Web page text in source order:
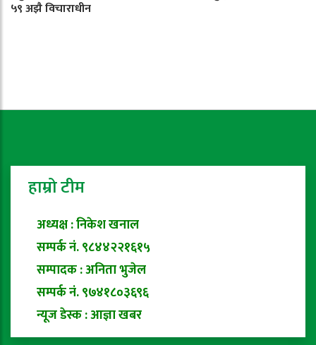
५९ अझै विचाराधीन
हाम्रो टीम
अध्यक्ष : निकेश खनाल
सम्पर्क नं. ९८४४२२१६१५
सम्पादक : अनिता भुजेल
सम्पर्क नं. ९७४१८०३६९६
न्यूज डेस्क : आज्ञा खबर